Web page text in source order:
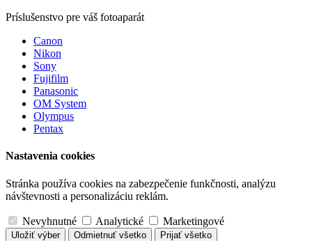
Príslušenstvo pre váš fotoaparát
Canon
Nikon
Sony
Fujifilm
Panasonic
OM System
Olympus
Pentax
Nastavenia cookies
Stránka používa cookies na zabezpečenie funkčnosti, analýzu
návštevnosti a personalizáciu reklám.
Nevyhnutné Analytické Marketingové
Uložiť výber Odmietnuť všetko Prijať všetko